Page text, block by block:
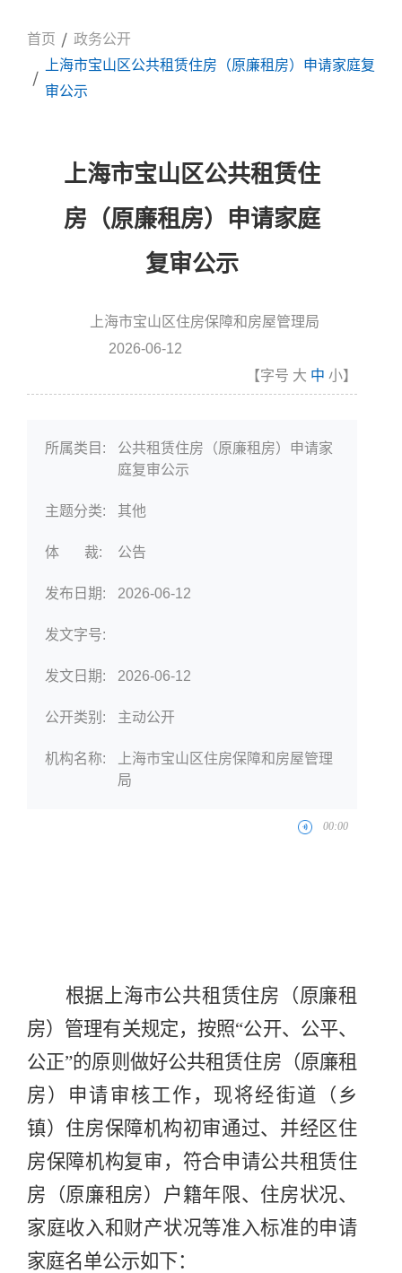
首页
政务公开
上海市宝山区公共租赁住房（原廉租房）申请家庭复
审公示
上海市宝山区公共租赁住
房（原廉租房）申请家庭
复审公示
上海市宝山区住房保障和房屋管理局
2026-06-12
【字号 大 中 小】
所属类目:
公共租赁住房（原廉租房）申请家
庭复审公示
主题分类: 其他
体 裁: 公告
发布日期: 2026-06-12
发文字号:
发文日期: 2026-06-12
公开类别: 主动公开
机构名称:
上海市宝山区住房保障和房屋管理
局
根据上海市公共租赁住房（原廉租
房） 管理有关规定，按照“公开、公平、
公正”的原则做好公共租赁住房（原廉租
房） 申请审核工作，现将经街道（乡
镇）住房保障机构初审通过、并经区住
房保障机构复审，符合申请公共租赁住
房（原廉租房） 户籍年限、住房状况、
家庭收入和财产状况等准入标准的申请
家庭名单公示如下：